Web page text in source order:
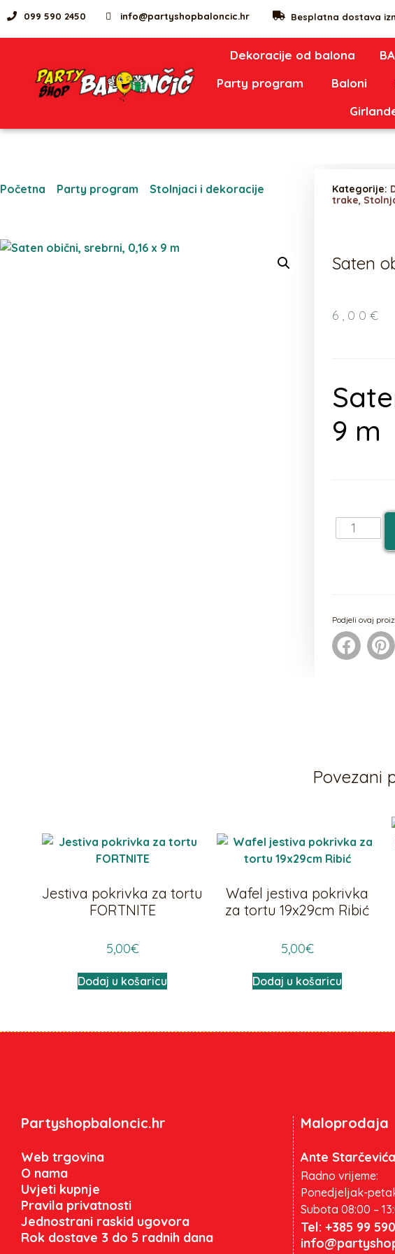
099 590 2450 info@partyshopbaloncic.hr Besplatna dostava
Dekoracije od balona
Party program
Baloni
Početna Party program Stolnjaci i dekoracije Kategorije:
trake,
Saten
6,00 €
9 m
Podjeli ovaj
Povezani
Jestiva pokrivka za tortu
FORTNITE
5,00€
Dodaj u košaricu
Wafel jestiva pokrivka
za tortu 19x29cm Ribić
5,00€
Dodaj u košaricu
Partyshopbaloncic.hr
Web trgovina
O nama
Uvjeti kupnje
Pravila privatnosti
Jednostrani raskid ugovora
Rok dostave 3 do 5 radnih dana
Maloprodaja
Ante
Radno vrijeme:
Ponedjeljak-
Subota 08:00 –
Tel: +385 99